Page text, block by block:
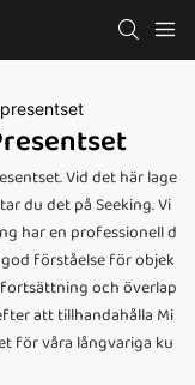
Vid det här lage
du det på Seeking. Vi
har en professionell d
förståelse för objek
och överlap
att tillhandahålla Mi
för våra långvariga ku